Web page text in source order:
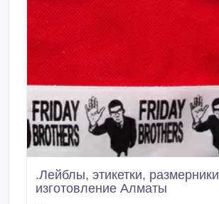
.Лейблы, этикетки, размерники
изготовление Алматы